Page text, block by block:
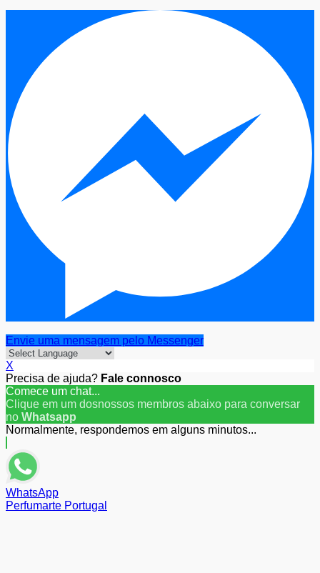
Envie uma mensagem pelo Messenger
X
Precisa de ajuda? Fale connosco
Comece um chat...
Clique em um dosnossos membros abaixo para conversar
no Whatsapp
Normalmente, respondemos em alguns minutos...
WhatsApp
Perfumarte Portugal